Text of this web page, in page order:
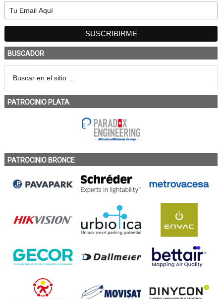
BUSCADOR
PATROCINIO PLATA
PATROCINIO BRONCE